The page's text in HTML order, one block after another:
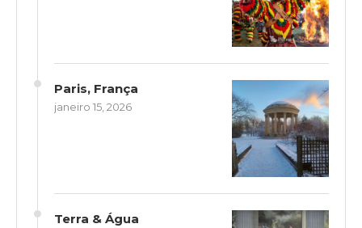
Paris, França
janeiro 15, 2026
Terra & Água